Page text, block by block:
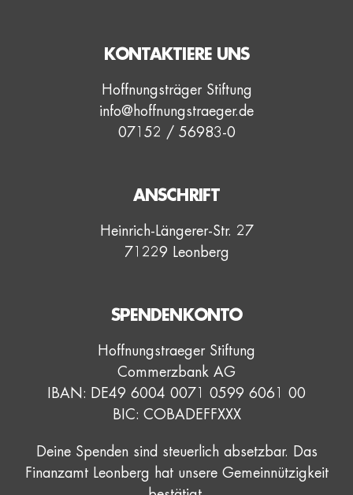
KONTAKTIERE UNS
Hoffnungsträger Stiftung
info@hoffnungstraeger.de
07152 / 56983-0
ANSCHRIFT
Heinrich-Längerer-Str. 27
71229 Leonberg
SPENDENKONTO
Hoffnungstraeger Stiftung
Commerzbank AG
IBAN: DE49 6004 0071 0599 6061 00
BIC: COBADEFFXXX
Deine Spenden sind steuerlich absetzbar. Das
Finanzamt Leonberg hat unsere Gemeinnützigkeit